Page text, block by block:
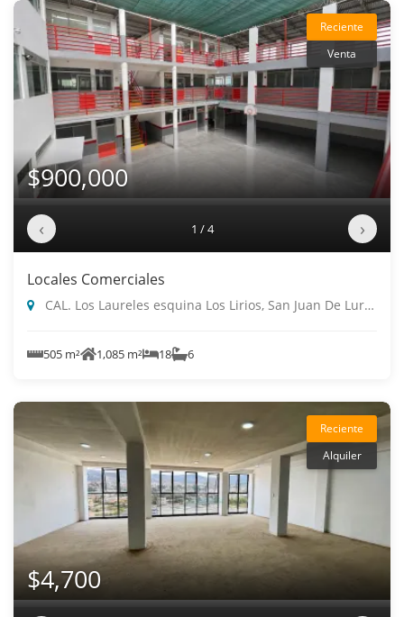
Reciente
Venta
$900,000
‹ 1 / 4 ›
Locales Comerciales
CAL. Los Laureles esquina Los Lirios, San Juan De Lurigancho
505 m² 1,085 m² 18 6
Reciente
Alquiler
$4,700